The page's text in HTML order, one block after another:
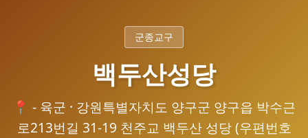
군종교구
백두산성당
📍 - 육군 · 강원특별자치도 양구군 양구읍 박수근
로213번길 31-19 천주교 백두산 성당 (우편번호